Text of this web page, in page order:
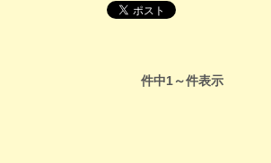
件中1～件表示